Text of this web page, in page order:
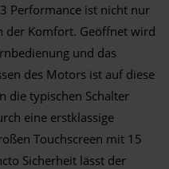
Performance ist nicht nur
der Komfort. Geöffnet wird
und das
des Motors ist auf diese
die typischen Schalter
eine erstklassige
Touchscreen mit 15
Sicherheit lässt der